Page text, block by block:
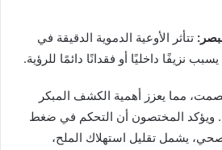
تتأثر الأوعية الدموية الدقيقة في
نزيفًا داخليًا أو فقدانًا دائمًا للرؤية.
مما يعزز أهمية الكشف المبكر
ويؤكد المختصون أن التحكم في ضغط
صحي، يشمل تقليل استهلاك الملح،